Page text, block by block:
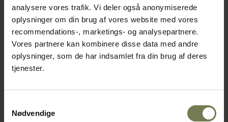
analysere vores trafik. Vi deler også anonymiserede
oplysninger om din brug af vores website med vores
recommendations-, marketings- og analysepartnere.
Vores partnere kan kombinere disse data med andre
oplysninger, som de har indsamlet fra din brug af deres
tjenester.
Nødvendige
Figgjo Gastronorm fad, 2/3
Pakker af 6 stk.
Figgjo Grad flad tallerken,